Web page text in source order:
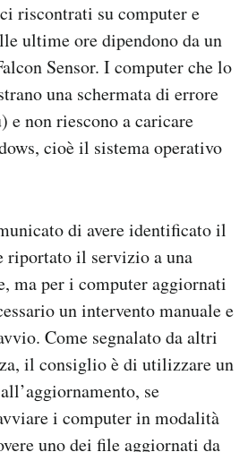
riscontrati su computer e
ultime ore dipendono da un
Sensor. I computer che lo
una schermata di errore
e non riescono a caricare
cioè il sistema operativo
di avere identificato il
riportato il servizio a una
ma per i computer aggiornati
un intervento manuale e
Come segnalato da altri
il consiglio è di utilizzare un
se
i computer in modalità
uno dei file aggiornati da